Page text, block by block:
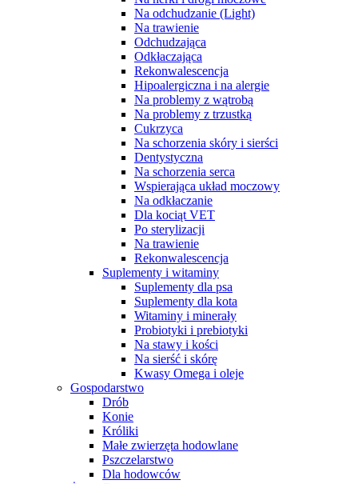
Na odchudzanie (Light)
Na trawienie
Odchudzająca
Odkłaczająca
Rekonwalescencja
Hipoalergiczna i na alergie
Na problemy z wątrobą
Na problemy z trzustką
Cukrzyca
Na schorzenia skóry i sierści
Dentystyczna
Na schorzenia serca
Wspierająca układ moczowy
Na odkłaczanie
Dla kociąt VET
Po sterylizacji
Na trawienie
Rekonwalescencja
Suplementy i witaminy
Suplementy dla psa
Suplementy dla kota
Witaminy i minerały
Probiotyki i prebiotyki
Na stawy i kości
Na sierść i skórę
Kwasy Omega i oleje
Gospodarstwo
Drób
Konie
Króliki
Małe zwierzęta hodowlane
Pszczelarstwo
Dla hodowców